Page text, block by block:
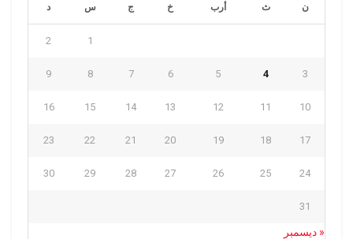
ن ث أرب خ ج س د
1
2
3
4
5
6
7
8
9
10
11
12
13
14
15
16
17
18
19
20
21
22
23
24
25
26
27
28
29
30
31
« ديسمبر